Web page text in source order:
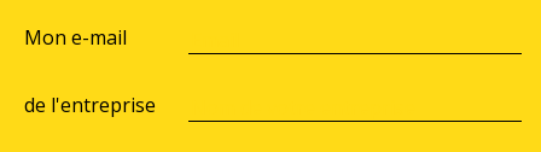
Mon e-mail
de l'entreprise